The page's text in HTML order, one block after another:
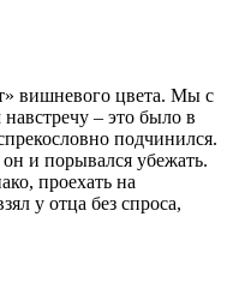
вишневого цвета. Мы с
– это было в
подчинился.
и порывался убежать.
проехать на
у отца без спроса,